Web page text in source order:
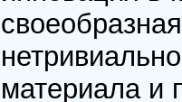
материала и